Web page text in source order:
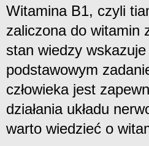
Witamina B1, czyli
zaliczona do witamin
stan wiedzy
podstawowym
człowieka jest
działania układu
warto wiedzieć o